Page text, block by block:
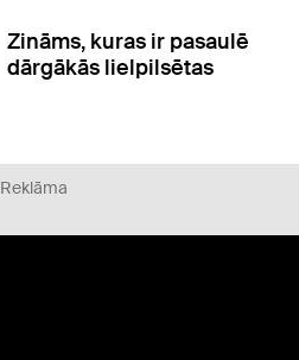
Zināms, kuras ir pasaulē
dārgākās lielpilsētas
Reklāma